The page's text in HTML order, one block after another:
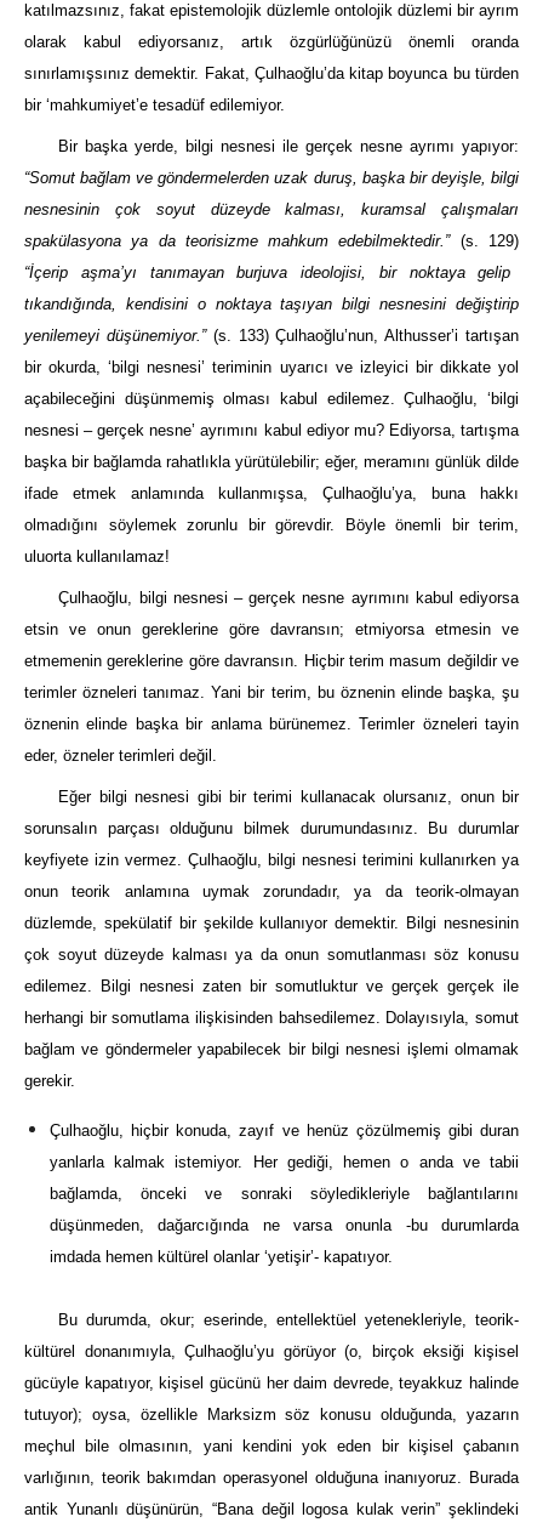
katılmazsınız, fakat epistemolojik düzlemle ontolojik düzlemi bir ayrım
olarak kabul ediyorsanız, artık özgürlüğünüzü önemli oranda
sınırlamışsınız demektir. Fakat, Çulhaoğlu’da kitap boyunca bu türden
bir ‘mahkumiyet’e tesadüf edilemiyor.
Bir başka yerde, bilgi nesnesi ile gerçek nesne ayrımı yapıyor:
“Somut bağlam ve göndermelerden uzak duruş, başka bir deyişle, bilgi
nesnesinin çok soyut düzeyde kalması, kuramsal çalışmaları
spakülasyona ya da teorisizme mahkum edebilmektedir.”(s. 129)
“İçerip aşma’yı tanımayan burjuva ideolojisi, bir noktaya gelip
tıkandığında, kendisini o noktaya taşıyan bilgi nesnesini değiştirip
yenilemeyi düşünemiyor.”(s. 133) Çulhaoğlu’nun, Althusser’i tartışan
bir okurda, ‘bilgi nesnesi’ teriminin uyarıcı ve izleyici bir dikkate yol
açabileceğini düşünmemiş olması kabul edilemez. Çulhaoğlu, ‘bilgi
nesnesi – gerçek nesne’ ayrımını kabul ediyor mu? Ediyorsa, tartışma
başka bir bağlamda rahatlıkla yürütülebilir; eğer, meramını günlük dilde
ifade etmek anlamında kullanmışsa, Çulhaoğlu’ya, buna hakkı
olmadığını söylemek zorunlu bir görevdir. Böyle önemli bir terim,
uluorta kullanılamaz!
Çulhaoğlu, bilgi nesnesi – gerçek nesne ayrımını kabul ediyorsa
etsin ve onun gereklerine göre davransın; etmiyorsa etmesin ve
etmemenin gereklerine göre davransın. Hiçbir terim masum değildir ve
terimler özneleri tanımaz. Yani bir terim, bu öznenin elinde başka, şu
öznenin elinde başka bir anlama bürünemez. Terimler özneleri tayin
eder, özneler terimleri değil.
Eğer bilgi nesnesi gibi bir terimi kullanacak olursanız, onun bir
sorunsalın parçası olduğunu bilmek durumundasınız. Bu durumlar
keyfiyete izin vermez. Çulhaoğlu, bilgi nesnesi terimini kullanırken ya
onun teorik anlamına uymak zorundadır, ya da teorik-olmayan
düzlemde, spekülatif bir şekilde kullanıyor demektir. Bilgi nesnesinin
çok soyut düzeyde kalması ya da onun somutlanması söz konusu
edilemez. Bilgi nesnesi zaten bir somutluktur ve gerçek gerçek ile
herhangi bir somutlama ilişkisinden bahsedilemez. Dolayısıyla, somut
bağlam ve göndermeler yapabilecek bir bilgi nesnesi işlemi olmamak
gerekir.
Çulhaoğlu, hiçbir konuda, zayıf ve henüz çözülmemiş gibi duran
yanlarla kalmak istemiyor. Her gediği, hemen o anda ve tabii
bağlamda, önceki ve sonraki söyledikleriyle bağlantılarını
düşünmeden, dağarcığında ne varsa onunla -bu durumlarda
imdada hemen kültürel olanlar ‘yetişir’- kapatıyor.
Bu durumda, okur; eserinde, entellektüel yetenekleriyle, teorik-
kültürel donanımıyla, Çulhaoğlu’yu görüyor (o, birçok eksiği kişisel
gücüyle kapatıyor, kişisel gücünü her daim devrede, teyakkuz halinde
tutuyor); oysa, özellikle Marksizm söz konusu olduğunda, yazarın
meçhul bile olmasının, yani kendini yok eden bir kişisel çabanın
varlığının, teorik bakımdan operasyonel olduğuna inanıyoruz. Burada
antik Yunanlı düşünürün, “Bana değil logosa kulak verin” şeklindeki